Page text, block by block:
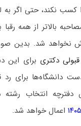
کسب نکند، حتی اگر به
بالاتر از همه
نخواهد شد. بدین
دکتری برای این
دانشگاه‌ها برای رد
انتخاب رشته
اعمال خواهد شد.